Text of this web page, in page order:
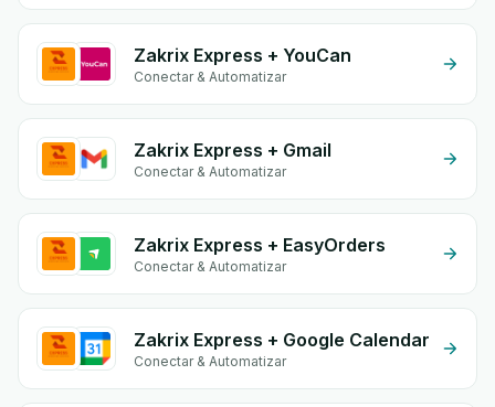
Zakrix Express + YouCan
Conectar & Automatizar
Zakrix Express + Gmail
Conectar & Automatizar
Zakrix Express + EasyOrders
Conectar & Automatizar
Zakrix Express + Google Calendar
Conectar & Automatizar